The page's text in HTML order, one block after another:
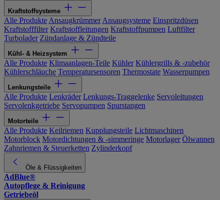
Kraftstoffsysteme
Alle Produkte Ansaugkrümmer Ansaugsysteme Einspritzdüsen
Kraftstofffilter Kraftstoffleitungen Kraftstoffpumpen Luftfilter
Turbolader Zündanlage & Zündteile
Kühl- & Heizsystem
Alle Produkte Klimaanlagen-Teile Kühler Kühlergrills & -zubehör
Kühlerschläuche Temperatursensoren Thermostate Wasserpumpen
Lenkungsteile
Alle Produkte Lenkräder Lenkungs-Traggelenke Servoleitungen
Servolenkgetriebe Servopumpen Spurstangen
Motorteile
Alle Produkte Keilriemen Kupplungsteile Lichtmaschinen
Motorblock Motordichtungen & -simmeringe Motorlager Ölwannen
Zahnriemen & Steuerketten Zylinderkopf
Öle & Flüssigkeiten
AdBlue®
Autopflege & Reinigung
Getriebeöl